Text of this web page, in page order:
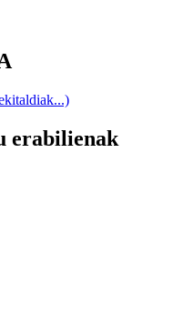
erabilienak